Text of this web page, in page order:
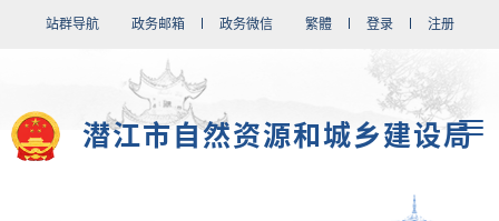
站群导航 政务邮箱 政务微信 繁體 登录 注册
潜江市自然资源和城乡建设局